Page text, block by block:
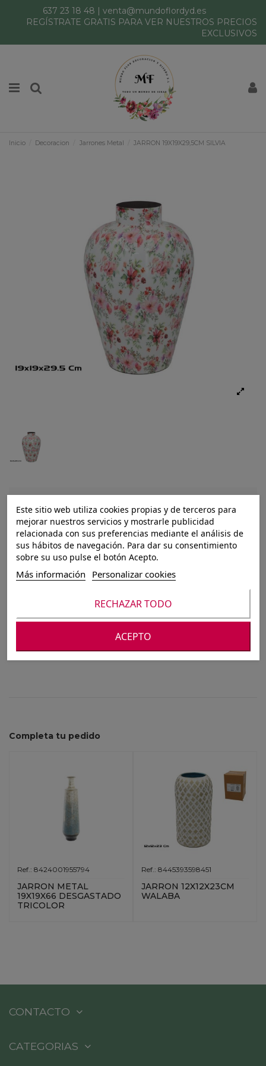
637 23 18 48 | venta@mundoflordyd.es
REGÍSTRATE GRATIS PARA VER NUESTROS PRECIOS
EXCLUSIVOS
Inicio Decoracion Jarrones Metal JARRON 19X19X29,5CM SILVIA
Ref.: 8445393603704
JARRON
19X19X29,5CM SILVIA
Para ver nuestros precios debes registrarte o
iniciar sesión
Completa tu pedido
Ref.: 8424001955794
JARRON METAL
19X19X66 DESGASTADO
TRICOLOR
Ref.: 8445393598451
JARRON 12X12X23CM
WALABA
CONTACTO
CATEGORIAS
Este sitio web utiliza cookies propias y de terceros para
mejorar nuestros servicios y mostrarle publicidad
relacionada con sus preferencias mediante el análisis de
sus hábitos de navegación. Para dar su consentimiento
sobre su uso pulse el botón Acepto.
Más información Personalizar cookies
RECHAZAR TODO
ACEPTO